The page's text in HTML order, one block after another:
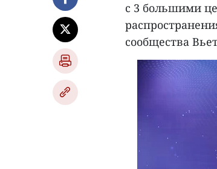
с 3 большими
сообщества